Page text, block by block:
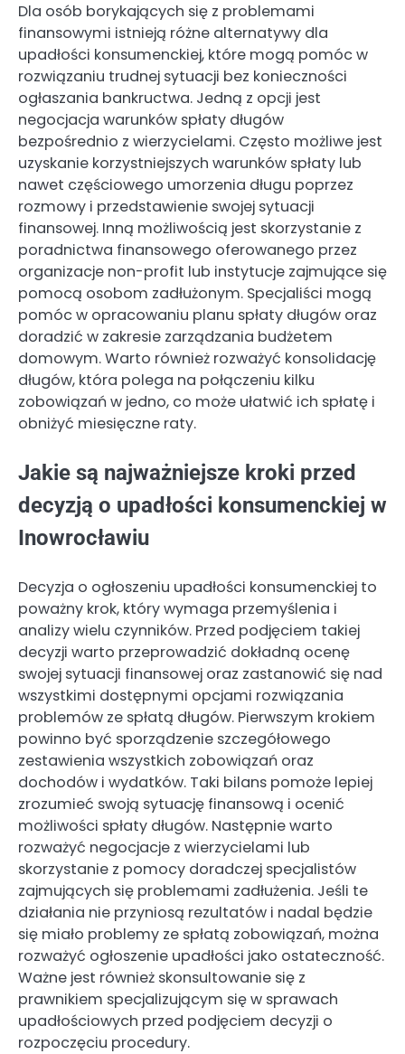
Dla osób borykających się z problemami
finansowymi istnieją różne alternatywy dla
upadłości konsumenckiej, które mogą pomóc w
rozwiązaniu trudnej sytuacji bez konieczności
ogłaszania bankructwa. Jedną z opcji jest
negocjacja warunków spłaty długów
bezpośrednio z wierzycielami. Często możliwe jest
uzyskanie korzystniejszych warunków spłaty lub
nawet częściowego umorzenia długu poprzez
rozmowy i przedstawienie swojej sytuacji
finansowej. Inną możliwością jest skorzystanie z
poradnictwa finansowego oferowanego przez
organizacje non-profit lub instytucje zajmujące się
pomocą osobom zadłużonym. Specjaliści mogą
pomóc w opracowaniu planu spłaty długów oraz
doradzić w zakresie zarządzania budżetem
domowym. Warto również rozważyć konsolidację
długów, która polega na połączeniu kilku
zobowiązań w jedno, co może ułatwić ich spłatę i
obniżyć miesięczne raty.
Jakie są najważniejsze kroki przed
decyzją o upadłości konsumenckiej w
Inowrocławiu
Decyzja o ogłoszeniu upadłości konsumenckiej to
poważny krok, który wymaga przemyślenia i
analizy wielu czynników. Przed podjęciem takiej
decyzji warto przeprowadzić dokładną ocenę
swojej sytuacji finansowej oraz zastanowić się nad
wszystkimi dostępnymi opcjami rozwiązania
problemów ze spłatą długów. Pierwszym krokiem
powinno być sporządzenie szczegółowego
zestawienia wszystkich zobowiązań oraz
dochodów i wydatków. Taki bilans pomoże lepiej
zrozumieć swoją sytuację finansową i ocenić
możliwości spłaty długów. Następnie warto
rozważyć negocjacje z wierzycielami lub
skorzystanie z pomocy doradczej specjalistów
zajmujących się problemami zadłużenia. Jeśli te
działania nie przyniosą rezultatów i nadal będzie
się miało problemy ze spłatą zobowiązań, można
rozważyć ogłoszenie upadłości jako ostateczność.
Ważne jest również skonsultowanie się z
prawnikiem specjalizującym się w sprawach
upadłościowych przed podjęciem decyzji o
rozpoczęciu procedury.